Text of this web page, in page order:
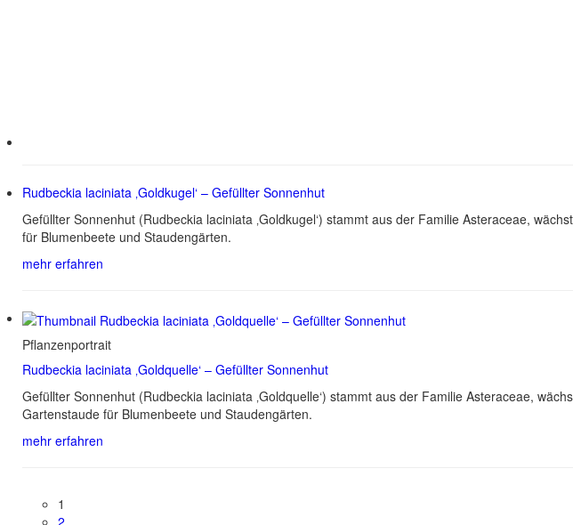
Rudbeckia laciniata ‚Goldkugel‘ – Gefüllter Sonnenhut
Gefüllter Sonnenhut (Rudbeckia laciniata ‚Goldkugel‘) stammt aus der Familie Asteraceae,
für Blumenbeete und Staudengärten.
mehr erfahren
Pflanzenportrait
Rudbeckia laciniata ‚Goldquelle‘ – Gefüllter Sonnenhut
Gefüllter Sonnenhut (Rudbeckia laciniata ‚Goldquelle‘) stammt aus der Familie Asteraceae,
Gartenstaude für Blumenbeete und Staudengärten.
mehr erfahren
1
2